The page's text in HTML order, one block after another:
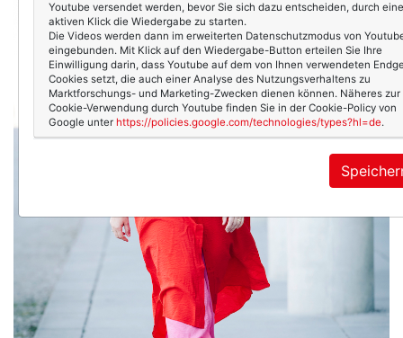
Youtube versendet werden, bevor Sie sich dazu entscheiden, durch
aktiven Klick die Wiedergabe zu starten.
Die Videos werden dann im erweiterten Datenschutzmodus von
eingebunden. Mit Klick auf den Wiedergabe-Button erteilen Sie Ihre
Einwilligung darin, dass Youtube auf dem von Ihnen verwendeten
Cookies setzt, die auch einer Analyse des Nutzungsverhaltens zu
Marktforschungs- und Marketing-Zwecken dienen können. Näheres zur
Cookie-Verwendung durch Youtube finden Sie in der Cookie-Policy von
Google unter https://policies.google.com/technologies/types?hl=de.